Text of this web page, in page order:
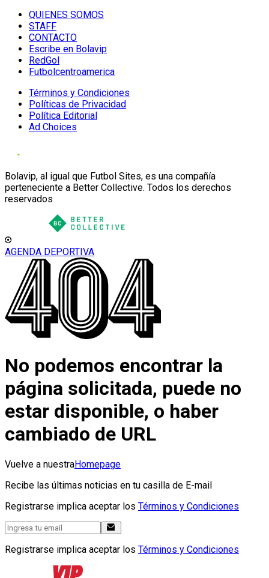
QUIENES SOMOS
STAFF
CONTACTO
Escribe en Bolavip
RedGol
Futbolcentroamerica
Términos y Condiciones
Políticas de Privacidad
Política Editorial
Ad Choices
Bolavip, al igual que Futbol Sites, es una compañía
perteneciente a Better Collective. Todos los derechos
reservados
AGENDA DEPORTIVA
No podemos encontrar la
página solicitada, puede no
estar disponible, o haber
cambiado de URL
Vuelve a nuestraHomepage
Recibe las últimas noticias en tu casilla de E-mail
Registrarse implica aceptar los Términos y Condiciones
Registrarse implica aceptar los Términos y Condiciones